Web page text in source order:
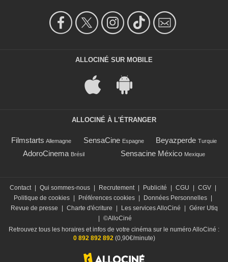
ALLOCINÉ SUR MOBILE
ALLOCINÉ À L'ÉTRANGER
Filmstarts Allemagne SensaCine Espagne Beyazperde Turquie
AdoroCinema Brésil Sensacine México Mexique
Contact | Qui sommes-nous | Recrutement | Publicité | CGU | CGV |
Politique de cookies | Préférences cookies | Données Personnelles |
Revue de presse
| Charte d'écriture | Les services AlloCiné | Gérer Utiq
| ©AlloCiné
Retrouvez tous les horaires et infos de votre cinéma sur le numéro AlloCiné :
0 892 892 892 (0,90€/minute)